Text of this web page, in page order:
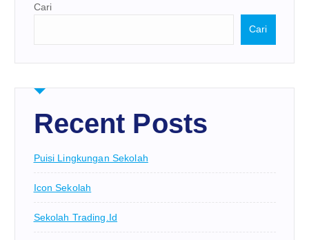
Cari
Cari
Recent Posts
Puisi Lingkungan Sekolah
Icon Sekolah
Sekolah Trading.id